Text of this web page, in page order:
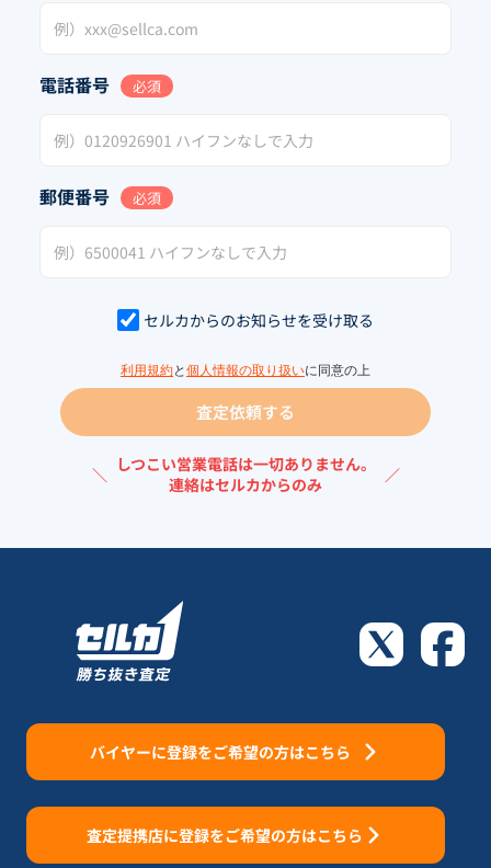
電話番号 必須
郵便番号 必須
セルカからのお知らせを受け取る
利用規約と 個人情報の取り扱いに同意の上
査定依頼する
＼ しつこい営業電話は一切ありません。
連絡はセルカからのみ
／
バイヤーに登録をご希望の方はこちら
査定提携店に登録をご希望の方はこちら